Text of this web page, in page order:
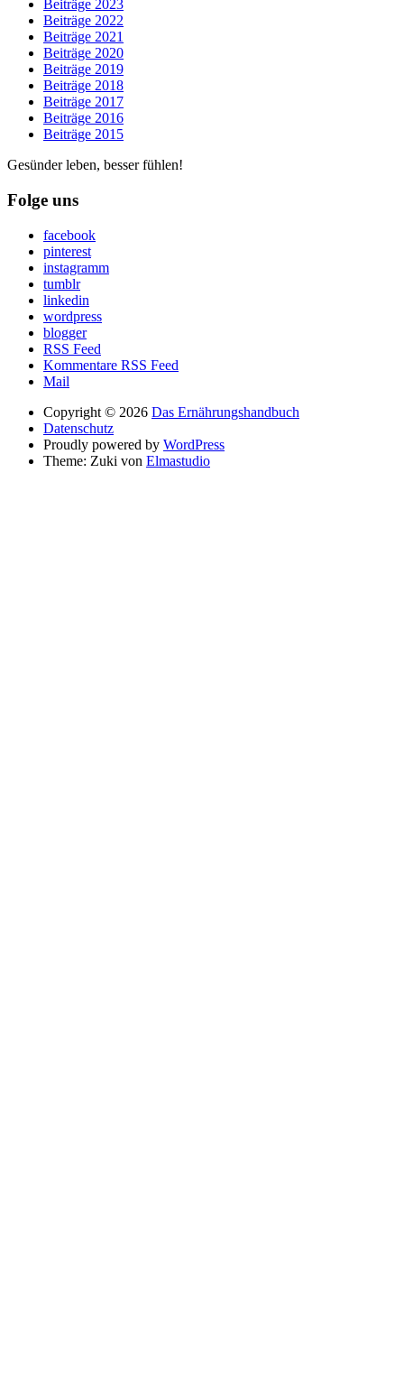
Beiträge 2023
Beiträge 2022
Beiträge 2021
Beiträge 2020
Beiträge 2019
Beiträge 2018
Beiträge 2017
Beiträge 2016
Beiträge 2015
Gesünder leben, besser fühlen!
Folge uns
facebook
pinterest
instagramm
tumblr
linkedin
wordpress
blogger
RSS Feed
Kommentare RSS Feed
Mail
Copyright © 2026 Das Ernährungshandbuch
Datenschutz
Proudly powered by WordPress
Theme: Zuki von Elmastudio